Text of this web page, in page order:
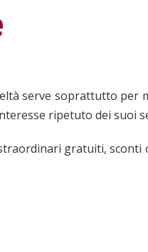
serve soprattutto per
ripetuto dei suoi
gratuiti, sconti